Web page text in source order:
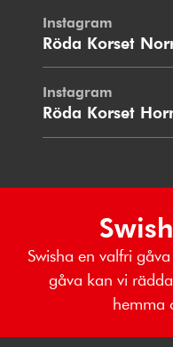
Instagram
Röda Korset
Instagram
Röda Korset
Swisha en valfri
gåva kan vi
hemma